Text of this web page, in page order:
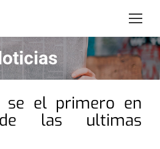
se el primero en
las ultimas